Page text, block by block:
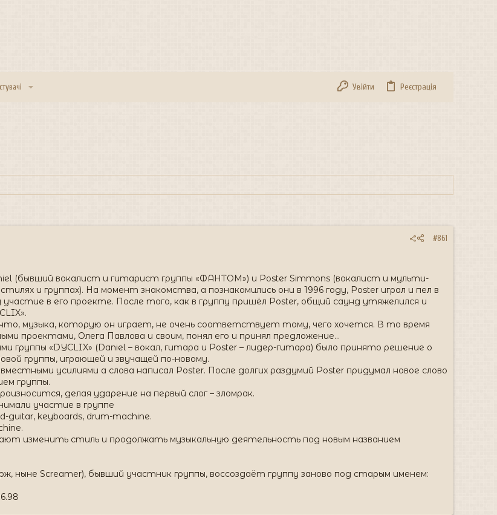
Увійти Реєстрація
#861
(бывший вокалист и гитарист группы «ФАНТОМ») и Poster Simmons (вокалист и мульти-
и группах). На момент знакомства, а познакомились они в 1996 году, Poster играл и пел в
в его проекте. После того, как в группу пришёл Poster, общий саунд утяжелился и
музыка, которую он играет, не очень соответствует тому, чего хочется. В то время
проектами, Олега Павлова и своим, понял его и принял предложение…
группы «DYCLIX» (Daniel – вокал, гитара и Poster – лидер-гитара) было принято решение о
группы, играющей и звучащей по-новому.
усилиями а слова написал Poster. После долгих раздумий Poster придумал новое слово
группы.
делая ударение на первый слог – злoмрак.
участие в группе
guitar, keyboards, drum-machine.
изменить стиль и продолжать музыкальную деятельность под новым названием
ныне Screamer), бывший участник группы, воссоздаёт группу заново под старым именем: